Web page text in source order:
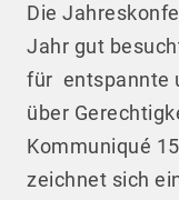
Die
Jahr gut
für entspannte
über
Kommuniqué
zeichnet sich